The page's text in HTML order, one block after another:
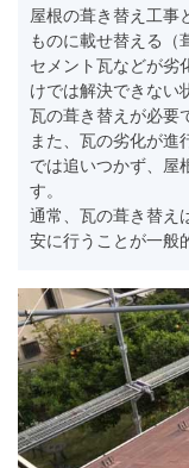
屋根の葺き替え工事
ものに載せ替える（
セメント瓦などが劣
けでは解決できない
瓦の葺き替えが必要
また、瓦の劣化が進
では追いつかず、屋
す。
通常、瓦の葺き替え
安に行うことが一般